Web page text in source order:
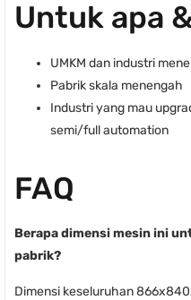
Untuk apa
UMKM dan industri
Pabrik skala menengah
Industri yang mau
semi/full automation
FAQ
Berapa dimensi mesin ini
pabrik?
Dimensi keseluruhan